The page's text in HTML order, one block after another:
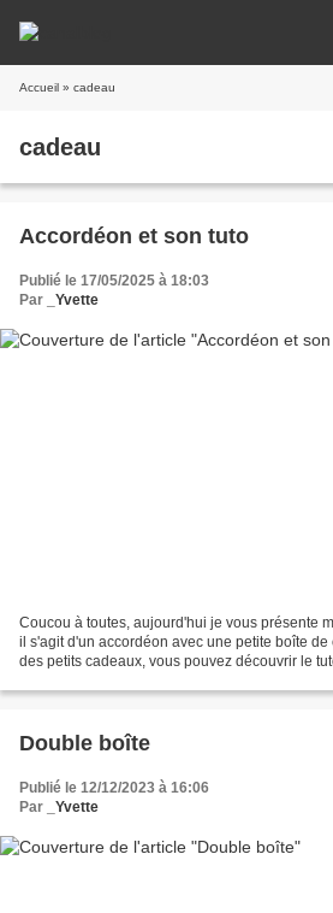
Accueil » cadeau
cadeau
Accordéon et son tuto
Publié le 17/05/2025 à 18:03
Par
_Yvette
Coucou à toutes, aujourd'hui je vous présente
il s'agit d'un accordéon avec une petite boîte de
des petits cadeaux, vous pouvez découvrir le
Double boîte
Publié le 12/12/2023 à 16:06
Par
_Yvette